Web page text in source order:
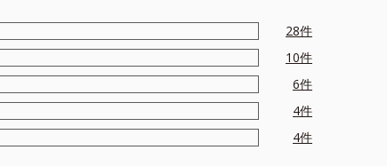
28件
10件
6件
4件
4件